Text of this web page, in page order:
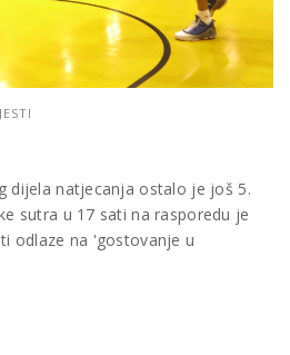
dijela natjecanja ostalo je još 5.
sutra u 17 sati na rasporedu je
odlaze na 'gostovanje u